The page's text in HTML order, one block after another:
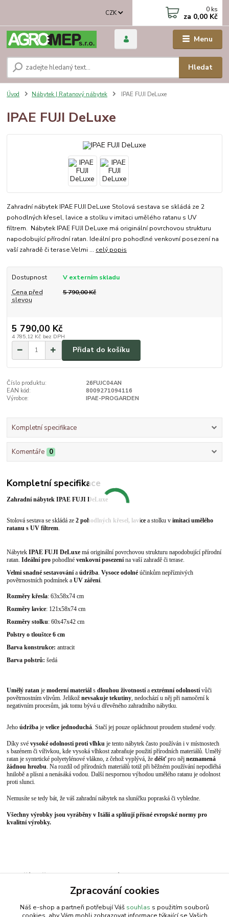
Menu
CZK
Hledat
0 ks
za 0,00 Kč
Úvod Nábytek | Ratanový nábytek IPAE FUJI DeLuxe
IPAE FUJI DeLuxe
Zahradní nábytek IPAE FUJI DeLuxe Stolová sestava se skládá ze 2
pohodlných křesel, lavice a stolku v imitaci umělého ratanu s UV
filtrem. Nábytek IPAE FUJI DeLuxe má originální povrchovou strukturu
napodobující přírodní ratan. Ideální pro pohodlné venkovní posezení na
vaší zahradě či terase.Velmi ... celý popis
Dostupnost
V externím skladu
Cena před
slevou
5 790,00 Kč
5 790,00 Kč
4 785,12 Kč bez DPH
Přidat do košíku
Číslo produktu:
26FUJC04AN
EAN kód:
8009271094116
Výrobce:
IPAE-PROGARDEN
Kompletní specifikace
Komentáře 0
Kompletní specifikace
Zahradní nábytek IPAE FUJI DeLuxe
Stolová sestava se skládá ze2 pohodlných křesel, lavice a stolku v imitaci umělého
ratanu s UV filtrem
NábytekIPAE FUJI DeLuxemá originální povrchovou strukturu napodobující přírodní
ratan.Ideální pro pohodlnévenkovní posezenína vaší zahradě či terase.
Velmi snadné sestavováníaúdržba .Vysoce odolné účinkům nepříznivých
povětrnostních podmínek aUV záření.
Rozměry křesla: 63x58x74 cm
Rozměry lavice: 121x58x74 cm
Rozměry stolku: 60x47x42 cm
Polstry o tlouštce 6 cm
Barva konstrukce:antracit
Barva polstrů:šedá
Umělý ratan jemoderní materiál sdlouhou životnostíaextrémní odolnostívůči
povětrnostním vlivům. Jelikožnevsakuje tekutiny , nedochází u něj při namočení k
negativním procesům, jak tomu bývá u dřevěného zahradního nábytku.
Jehoúdržba jevelice jednoduchá . Stačí jej pouze opláchnout proudem studené vody.
Díky svévysoké odolnosti proti vlhku je tento nábytek často používán i v místnostech
s bazénem či vířivkou, kde vysoká vlhkost zabraňuje použití přírodních materiálů. Umělý
ratan je syntetické polyetylénové vlákno, z čehož vyplývá, žedéšť pro nějneznamená
žádnou hrozbu . Na rozdíl od přírodních materiálů totiž při běžném používání nepodléhá
hnilobě a plísni a nenásáká vodou. Další nespornou výhodou umělého ratanu je odolnost
proti slunci.
Nemusíte se tedy bát, že váš zahradní nábytek na sluníčku popraská či vybledne.
Všechny výrobky jsou vyráběny v Itálii a splňují přísné evropské normy pro
kvalitní výrobky.
Zboží zařazeno v kategoriích
Nábytek | Ratanový nábytekZpracování cookies
Náš e-shop a partneři potřebují Váš souhlas s použitím souborů